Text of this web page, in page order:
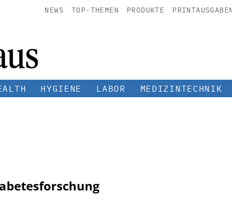
NEWS TOP-THEMEN PRODUKTE
HYGIENE LABOR MEDIZINTECHNIK